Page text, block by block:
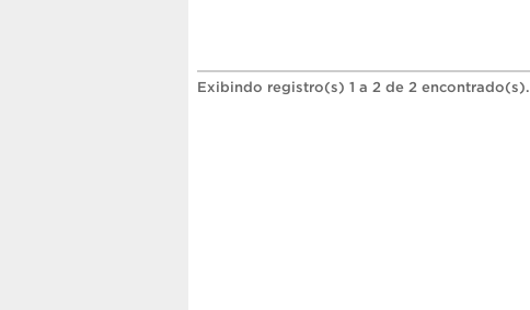
Exibindo registro(s) 1 a 2 de 2 encontrado(s).